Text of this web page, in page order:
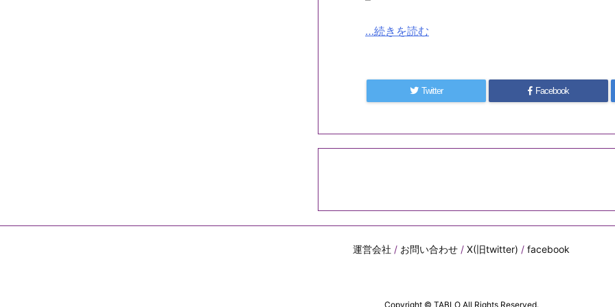
…続きを読む
Twitter Facebook
運営会社 / お問い合わせ/ X(旧twitter) / facebook
Copyright © TABLOAll Rights Reserved.